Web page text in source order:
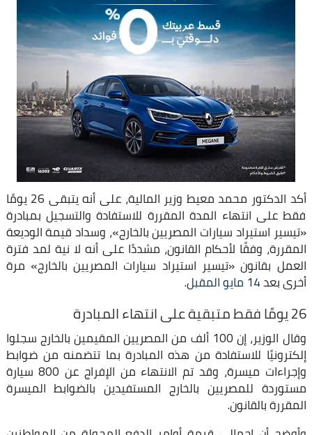
أكد الدكتور محمد معيط وزير المالية، على أنه يتبقى 26 يومًا
فقط على انتهاء المدة المقررة للاستفادة والتسجيل بمبادرة
«تيسير استيراد سيارات المصريين بالخارج»، وسداد قيمة الوديعة
المقررة، وفقًا لأحكام القانون، مشددًا على أنه لا نية لمد فترة
العمل بقانون «تيسير استيراد سيارات المصريين بالخارج» مرة
أخرى بعد14 مايو المقبل .
26 يومًا فقط متبقية على انتهاء المبادرة
وقال الوزير، إن 100 ألف من المصريين المقيمين بالخارج سجلوا
إلكترونيًا للاستفادة من هذه المبادرة بما تتضمنه من ضوابط
وإجراءات ميسرة، وقد تم الانتهاء من الإفراج عن 800 سيارة
مستوردة للمصريين بالخارج المستفيدين بالضوابط الميسرة
المقررة بالقانون.